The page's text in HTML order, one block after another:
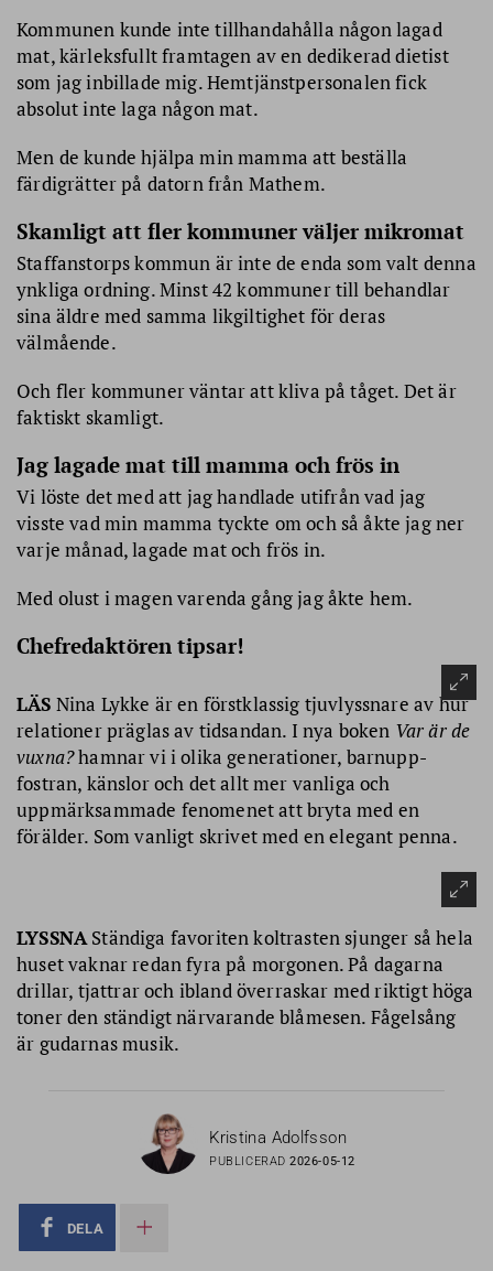
Kommunen kunde inte tillhandahålla någon lagad
mat, kärleksfullt framtagen av en dedikerad dietist
som jag inbillade mig. Hemtjänstpersonalen fick
absolut inte laga någon mat.
Men de kunde hjälpa min mamma att beställa
färdigrätter på datorn från Mathem.
Skamligt att fler kommuner väljer mikromat
Staffanstorps kommun är inte de enda som valt denna
ynkliga ordning. Minst 42 kommuner till behandlar
sina äldre med samma likgiltighet för deras
välmående.
Och fler kommuner väntar att kliva på tåget. Det är
faktiskt skamligt.
Jag lagade mat till mamma och frös in
Vi löste det med att jag handlade utifrån vad jag
visste vad min mamma tyckte om och så åkte jag ner
varje månad, lagade mat och frös in.
Med olust i magen varenda gång jag åkte hem.
Chefredaktören tipsar!
LÄS Nina Lykke är en förstklassig tjuvlyssnare av hur
relationer präglas av tids­andan. I nya boken Var är de
vuxna?hamnar vi i olika generationer, barnupp­
fostran, känslor och det allt mer vanliga och
uppmärksammade fenomenet att bryta med en
förälder. Som vanligt skrivet med en elegant penna.
LYSSNAStändiga favoriten koltrasten sjunger så hela
huset vaknar redan fyra på morgonen. På dagarna
drillar, tjattrar och ibland överraskar med riktigt höga
toner den ständigt närvarande blåmesen. Fågelsång
är gudarnas musik.
Kristina Adolfsson
PUBLICERAD2026-05-12
DELA